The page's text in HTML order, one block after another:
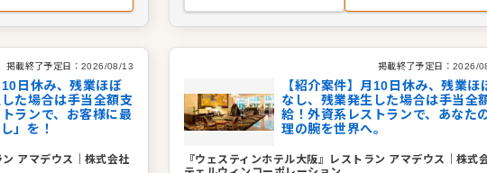
ルを磨きませんか？
境で、質の高いサービススキルを磨きませんか？
掲載終了予定日： 2026/08/13
10日休み、残業ほぼ
た場合は手当全額支
ランで、お客様に最
」を！
ン アマデウス ｜株式会社
掲載終了予定日： 2026/
【紹介案件】月10日休み、残業ほ
なし、残業発生した場合は手当全
給！外資系レストランで、あなた
理の腕を世界へ。
『ウェスティンホテル大阪』レストラン アマデウス ｜株式